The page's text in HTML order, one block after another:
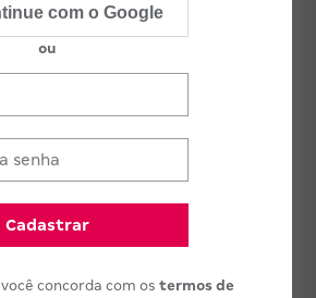
com o Google
ou
Cadastrar
concorda com os termos de
Infantil: